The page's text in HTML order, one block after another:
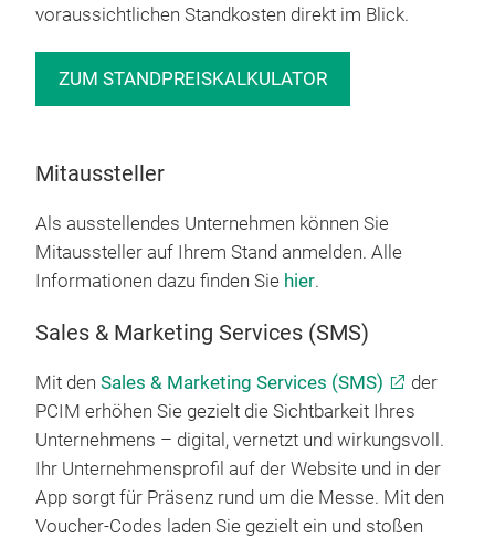
voraussichtlichen Standkosten direkt im Blick.
ZUM STANDPREISKALKULATOR
Mitaussteller
Als ausstellendes Unternehmen können Sie
Mitaussteller auf Ihrem Stand anmelden. Alle
Informationen dazu finden Sie hier.
Sales & Marketing Services (SMS)
Mit den Sales & Marketing Services (SMS)
der
PCIM erhöhen Sie gezielt die Sichtbarkeit Ihres
Unternehmens – digital, vernetzt und wirkungsvoll.
Ihr Unternehmensprofil auf der Website und in der
App sorgt für Präsenz rund um die Messe. Mit den
Voucher-Codes laden Sie gezielt ein und stoßen